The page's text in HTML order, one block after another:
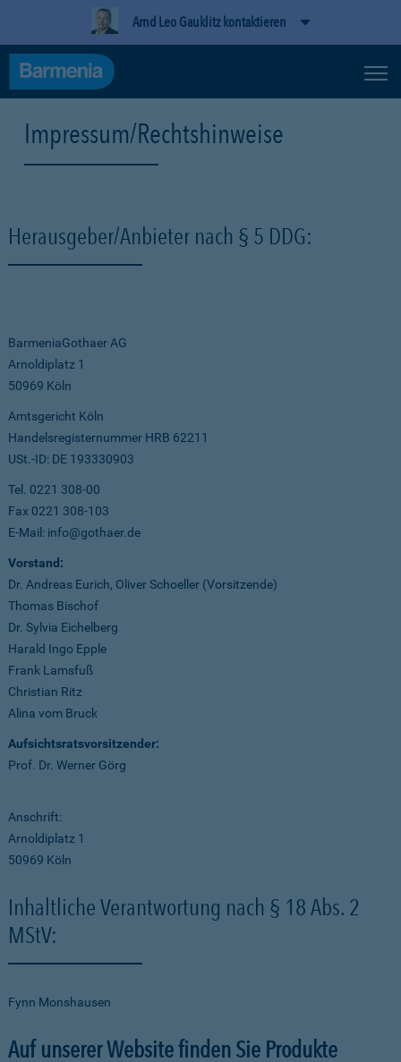
Arnd Leo Gauklitz kontaktieren
Impressum/Rechtshinweise
Herausgeber/Anbieter nach § 5 DDG:
BarmeniaGothaer AG
Arnoldiplatz 1
50969 Köln
Amtsgericht Köln
Handelsregisternummer HRB 62211
USt.-ID: DE 193330903
Tel. 0221 308-00
Fax 0221 308-103
E-Mail: info@gothaer.de
Vorstand:
Dr. Andreas Eurich, Oliver Schoeller (Vorsitzende)
Thomas Bischof
Dr. Sylvia Eichelberg
Harald Ingo Epple
Frank Lamsfuß
Christian Ritz
Alina vom Bruck
Aufsichtsratsvorsitzender:
Prof. Dr. Werner Görg
Anschrift:
Arnoldiplatz 1
50969 Köln
Inhaltliche Verantwortung nach § 18 Abs. 2
MStV:
Fynn Monshausen
Auf unserer Website finden Sie Produkte